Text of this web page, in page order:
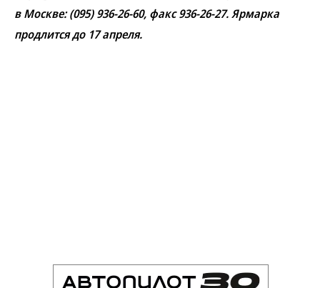
в Москве: (095) 936-26-60, факс 936-26-27. Ярмарка
продлится до 17 апреля.